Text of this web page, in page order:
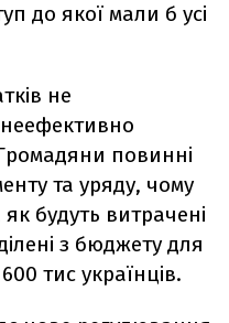
до якої мали б усі
не
повинні
та уряду, чому
як будуть витрачені
з бюджету для
тис українців.